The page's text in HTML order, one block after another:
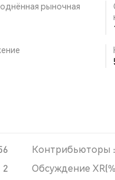
рыночная
Контрибьюторы :
2 Обсуждение